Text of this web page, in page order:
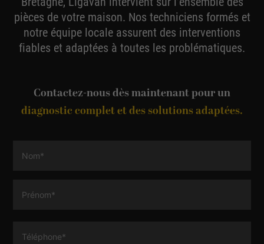
pièces de votre maison. Nos techniciens formés et
notre équipe locale assurent des interventions
fiables et adaptées à toutes les problématiques.
Contactez-nous dès maintenant pour un
diagnostic complet et des solutions adaptées.